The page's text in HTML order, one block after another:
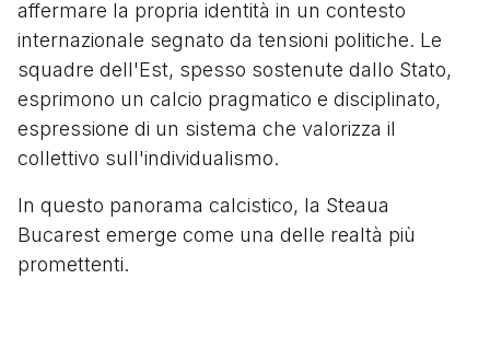
affermare la propria identità in un contesto
internazionale segnato da tensioni politiche. Le
squadre dell'Est, spesso sostenute dallo Stato,
esprimono un calcio pragmatico e disciplinato,
espressione di un sistema che valorizza il
collettivo sull'individualismo.
In questo panorama calcistico, la Steaua
Bucarest emerge come una delle realtà più
promettenti.